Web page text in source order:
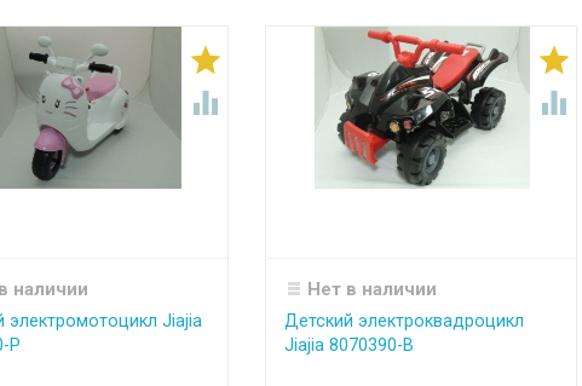


наличии
электромотоцикл Jiajia
P


Нет в наличии
Детский электроквадроцикл
Jiajia 8070390-B